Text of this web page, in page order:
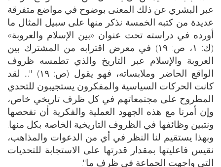
عبر البشري عن ذلك المعنى بوضوح في مواضع متفرقة
عديدة من كتبه الخمسة نذكر منها على سبيل المثال ما
أورده في دراسته تحت عنوان «بين الإسلام والعروبة»
(ك: ١، ص: ١٩) في معرض اقترابه من المشترك بين
العروبة والإسلام عبر التاريخ والذي تطمسه ظروف
الواقع الحاضر وملابساته، فهو يقول (ص: ١٩) "... لقد
كانت الحركات السياسية والمفكرون يستجيبون للتحدي
المطروح على مجتمعاتهم في كل ظرف تاريخي خاص،
وإن أمرنا مع هذه الجهود العملية والفكرية أن نفحصها
ونتبين وظائفها في الظروف التاريخية الخاصة بكل منها.
وبهذا يستقيم لنا النظر في أي من الدعوات والمذاهب،
نقيس فاعليتها بمقدار قدرتها على الاستجابة للتحديات
التي واجهت الجماعة في ظرف ما".